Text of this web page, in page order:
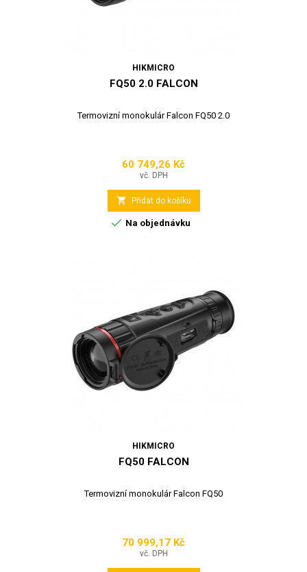
HIKMICRO
FQ50 2.0 FALCON
Termovizní monokulár Falcon FQ50 2.0
Cena
60 749,26 Kč
vč. DPH
 Přidat do košíku
 Na objednávku
HIKMICRO
FQ50 FALCON
Termovizní monokulár Falcon FQ50
Cena
70 999,17 Kč
vč. DPH